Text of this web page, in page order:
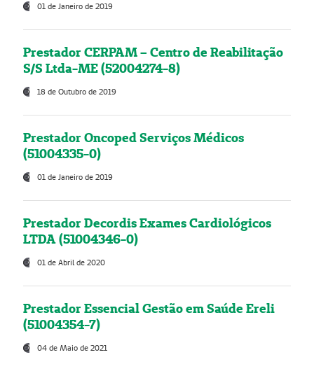
01 de Janeiro de 2019
Prestador CERPAM – Centro de Reabilitação
S/S Ltda-ME (52004274-8)
18 de Outubro de 2019
Prestador Oncoped Serviços Médicos
(51004335-0)
01 de Janeiro de 2019
Prestador Decordis Exames Cardiológicos
LTDA (51004346-0)
01 de Abril de 2020
Prestador Essencial Gestão em Saúde Ereli
(51004354-7)
04 de Maio de 2021